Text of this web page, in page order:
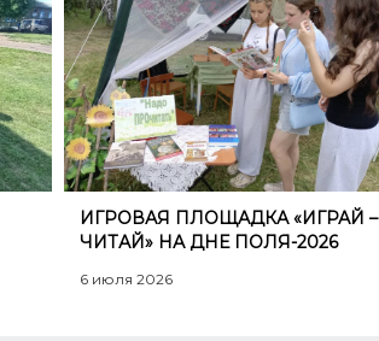
​ИГРОВАЯ ПЛОЩАДКА «ИГРАЙ –
ЧИТАЙ» НА ДНЕ ПОЛЯ-2026
6 июля 2026